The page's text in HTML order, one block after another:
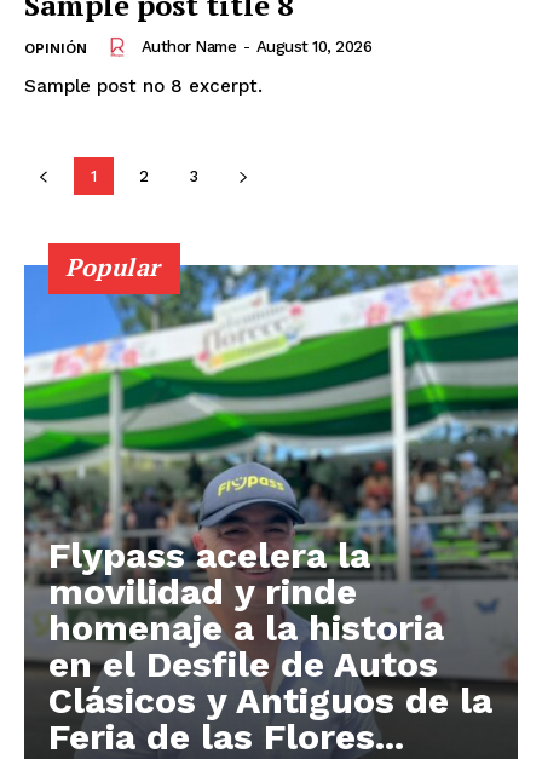
Periódico
El Rionegrero
SUSCRÍBETE
Información
Acerca de nosotros
Contáctanos
Vincúlate
Mi Cuenta
OPINIÓN Author Name - August 10, 2026
Sample post no 8 excerpt.
1 2 3
Popular
Flypass acelera la
movilidad y rinde
homenaje a la historia
en el Desfile de Autos
Clásicos y Antiguos de la
Feria de las Flores...